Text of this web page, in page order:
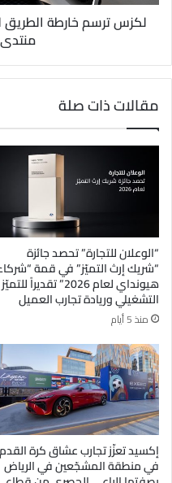
لكزس ترسم خارطة الطريق
مقالات ذات صلة
“الوعلان للتجارة” تحصد جائزة
“شريك إرث التميّز” في قمة
هيونداي لعام 2026” تقديراً للتميّز
التشغيلي وريادة تجارب العميل
منذ 5 أيام
إكسيد تعزّز تجارب عشاق كرة القدم
في منطقة المشجّعين في الرياض